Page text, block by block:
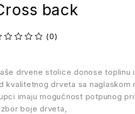
back
(0)
drvene stolice donose toplinu
kvalitetnog drveta sa naglaskom
imaju mogućnost potpunog
boje drveta,